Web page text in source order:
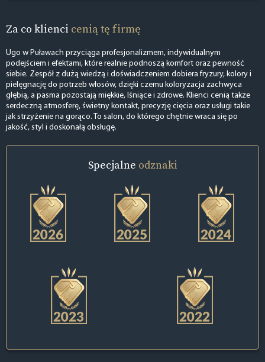
Za co klienci cenią tę firmę
Ugo w Puławach przyciąga profesjonalizmem, indywidualnym
podejściem i efektami, które realnie podnoszą komfort oraz pewność
siebie. Zespół z dużą wiedzą i doświadczeniem dobiera fryzury, kolory i
pielęgnację do potrzeb włosów, dzięki czemu koloryzacja zachwyca
głębią, a pasma pozostają miękkie, lśniące i zdrowe. Klienci cenią także
serdeczną atmosferę, świetny kontakt, precyzję cięcia oraz usługi takie
jak strzyżenie na gorąco. To salon, do którego chętnie wraca się po
jakość, styl i doskonałą obsługę.
Specjalne odznaki